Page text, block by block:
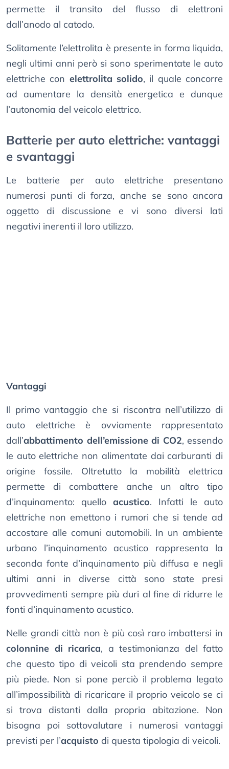
permette il transito del flusso di elettroni
dall’anodo al catodo.
Solitamente l’elettrolita è presente in forma liquida,
negli ultimi anni però si sono sperimentate le auto
elettriche con elettrolita solido, il quale concorre
ad aumentare la densità energetica e dunque
l’autonomia del veicolo elettrico.
Batterie per auto elettriche: vantaggi
e svantaggi
Le batterie per auto elettriche presentano
numerosi punti di forza, anche se sono ancora
oggetto di discussione e vi sono diversi lati
negativi inerenti il loro utilizzo.
Vantaggi
Il primo vantaggio che si riscontra nell’utilizzo di
auto elettriche è ovviamente rappresentato
dall’abbattimento dell’emissione di CO2, essendo
le auto elettriche non alimentate dai carburanti di
origine fossile. Oltretutto la mobilità elettrica
permette di combattere anche un altro tipo
d’inquinamento: quello acustico. Infatti le auto
elettriche non emettono i rumori che si tende ad
accostare alle comuni automobili. In un ambiente
urbano l’inquinamento acustico rappresenta la
seconda fonte d’inquinamento più diffusa e negli
ultimi anni in diverse città sono state presi
provvedimenti sempre più duri al fine di ridurre le
fonti d’inquinamento acustico.
Nelle grandi città non è più così raro imbattersi in
colonnine di ricarica, a testimonianza del fatto
che questo tipo di veicoli sta prendendo sempre
più piede. Non si pone perciò il problema legato
all’impossibilità di ricaricare il proprio veicolo se ci
si trova distanti dalla propria abitazione. Non
bisogna poi sottovalutare i numerosi vantaggi
previsti per l’acquisto di questa tipologia di veicoli.